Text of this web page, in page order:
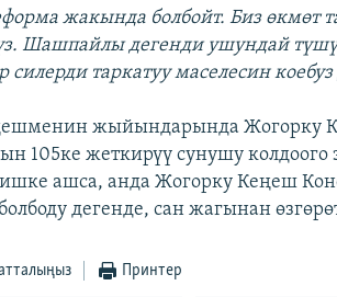
жакында болбойт. Биз өкмөт
Шашпайлы дегенди ушундай
таркатуу маселесин
жыйындарында Жогорку
105ке жеткирүү сунушу колдоого
ишке ашса, анда Жогорку Кеңеш
дегенде, сан жагынан
Принтер